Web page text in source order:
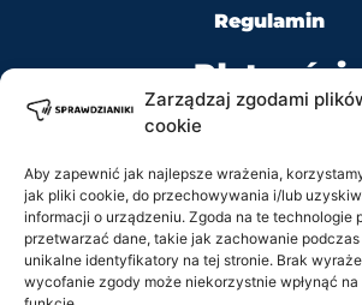
Zarządzaj zgodami
cookie
Aby zapewnić jak najlepsze wrażenia,
jak pliki cookie, do przechowywania i/lub
informacji o urządzeniu. Zgoda na te technologie
przetwarzać dane, takie jak zachowanie
unikalne identyfikatory na tej stronie. Brak
wycofanie zgody może niekorzystnie wpłynąć
Regulamin
Płatności
Kontakt
Tel: +48 728 484